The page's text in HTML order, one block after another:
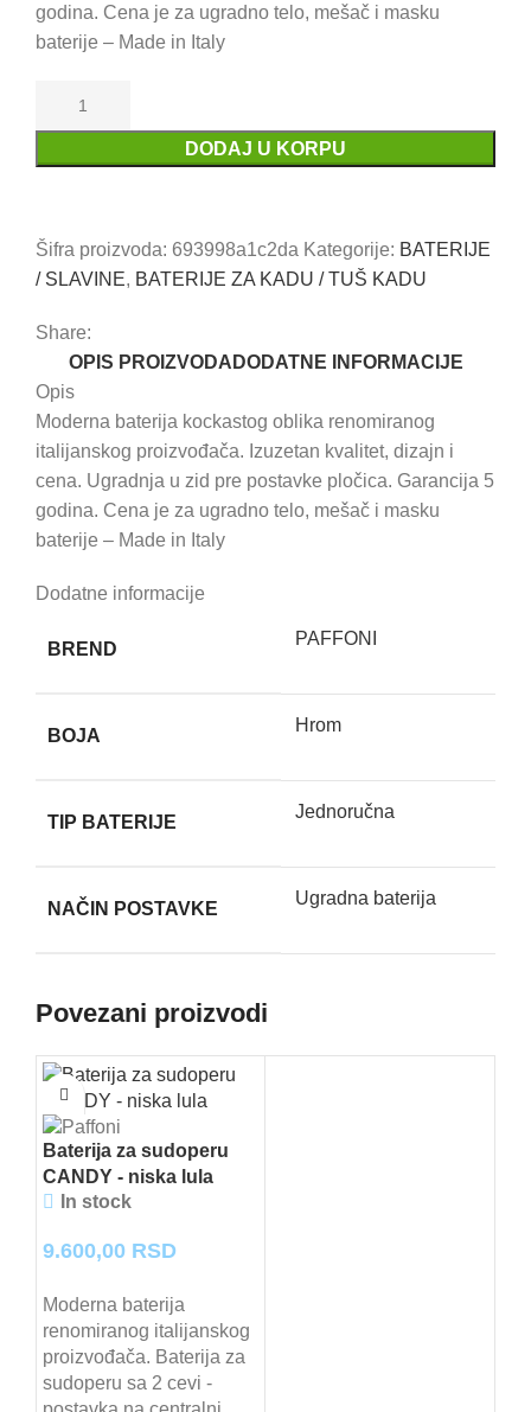
godina. Cena je za ugradno telo, mešač i masku
baterije – Made in Italy
DODAJ U KORPU
Šifra proizvoda: 693998a1c2da Kategorije: BATERIJE
/ SLAVINE, BATERIJE ZA KADU / TUŠ KADU
Share:
OPIS PROIZVODA DODATNE INFORMACIJE
Opis
Moderna baterija kockastog oblika renomiranog
italijanskog proizvođača. Izuzetan kvalitet, dizajn i
cena. Ugradnja u zid pre postavke pločica. Garancija 5
godina. Cena je za ugradno telo, mešač i masku
baterije – Made in Italy
Dodatne informacije
BREND
PAFFONI
BOJA
Hrom
TIP BATERIJE
Jednoručna
NAČIN POSTAVKE
Ugradna baterija
Povezani proizvodi
Baterija za sudoperu
CANDY - niska lula
In stock
9.600,00 RSD
Moderna baterija
renomiranog italijanskog
proizvođača. Baterija za
sudoperu sa 2 cevi -